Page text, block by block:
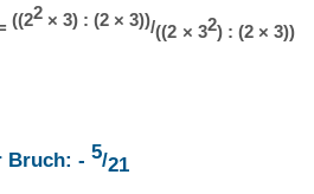
((22× 3) : (2 × 3))/((2 × 32) : (2 × 3))
Bruch: - 5/21